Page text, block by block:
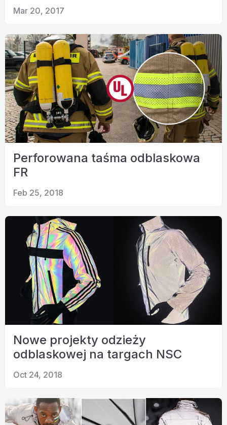
Mar 20, 2017
Perforowana taśma odblaskowa
FR
Feb 25, 2018
Nowe projekty odzieży
odblaskowej na targach NSC
Oct 24, 2018